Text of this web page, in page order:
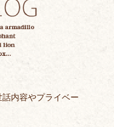
内容やプライベー